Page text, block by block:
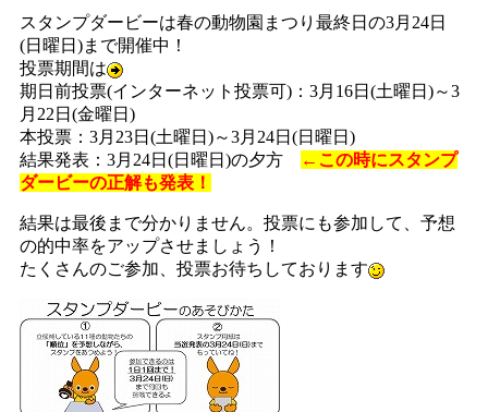
スタンプダービーは春の動物園まつり最終日の3月24日
(日曜日)まで開催中！
投票期間は
期日前投票(インターネット投票可)：3月16日(土曜日)～3
月22日(金曜日)
本投票：3月23日(土曜日)～3月24日(日曜日)
結果発表：3月24日(日曜日)の夕方
←この時にスタンプ
ダービーの正解も発表！
結果は最後まで分かりません。投票にも参加して、予想
の的中率をアップさせましょう！
たくさんのご参加、投票お待ちしております